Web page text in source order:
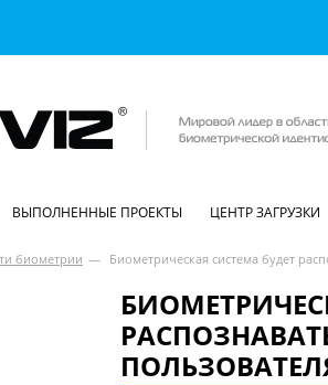
ВЫПОЛНЕННЫЕ ПРОЕКТЫ ЦЕНТР ЗАГРУЗКИ
биометрии — Биометрическая система будет